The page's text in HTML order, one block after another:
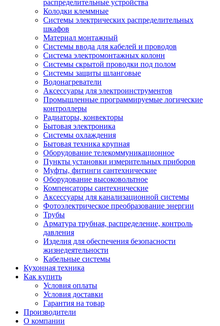
распределительные устройства
Колодки клеммные
Системы электрических распределительных
шкафов
Материал монтажный
Системы ввода для кабелей и проводов
Система электромонтажных колонн
Системы скрытой проводки под полом
Системы защиты шланговые
Водонагреватели
Аксессуары для электроинструментов
Промышленные программируемые логические
контроллеры
Радиаторы, конвекторы
Бытовая электроника
Системы охлаждения
Бытовая техника крупная
Оборудование телекоммуникационное
Пункты установки измерительных приборов
Муфты, фитинги сантехнические
Оборудование высоковольтное
Компенсаторы сантехнические
Аксессуары для канализационной системы
Фотоэлектрическое преобразование энергии
Трубы
Арматура трубная, распределение, контроль
давления
Изделия для обеспечения безопасности
жизнедеятельности
Кабельные системы
Кухонная техника
Как купить
Условия оплаты
Условия доставки
Гарантия на товар
Производители
О компании